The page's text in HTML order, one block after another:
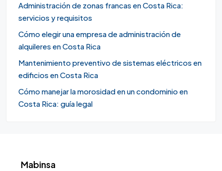
Administración de zonas francas en Costa Rica:
servicios y requisitos
Cómo elegir una empresa de administración de
alquileres en Costa Rica
Mantenimiento preventivo de sistemas eléctricos en
edificios en Costa Rica
Cómo manejar la morosidad en un condominio en
Costa Rica: guía legal
Mabinsa